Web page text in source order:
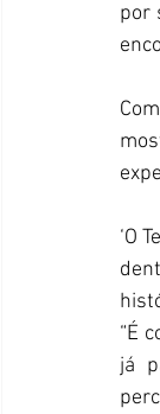
por
‘O
“É
já